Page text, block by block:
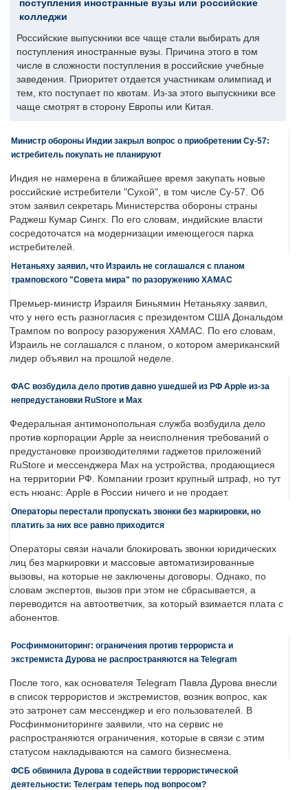
поступления иностранные вузы или российские
колледжи
Российские выпускники все чаще стали выбирать для
поступления иностранные вузы. Причина этого в том
числе в сложности поступления в российские учебные
заведения. Приоритет отдается участникам олимпиад и
тем, кто поступает по квотам. Из-за этого выпускники все
чаще смотрят в сторону Европы или Китая.
Министр обороны Индии закрыл вопрос о приобретении Су-57:
истребитель покупать не планируют
Индия не намерена в ближайшее время закупать новые
российские истребители "Сухой", в том числе Су-57. Об
этом заявил секретарь Министерства обороны страны
Раджеш Кумар Сингх. По его словам, индийские власти
сосредоточатся на модернизации имеющегося парка
истребителей.
Нетаньяху заявил, что Израиль не соглашался с планом
трамповского "Совета мира" по разоружению ХАМАС
Премьер-министр Израиля Биньямин Нетаньяху заявил,
что у него есть разногласия с президентом США Дональдом
Трампом по вопросу разоружения ХАМАС. По его словам,
Израиль не соглашался с планом, о котором американский
лидер объявил на прошлой неделе.
ФАС возбудила дело против давно ушедшей из РФ Apple из-за
непредустановки RuStore и Max
Федеральная антимонопольная служба возбудила дело
против корпорации Apple за неисполнения требований о
предустановке производителями гаджетов приложений
RuStore и мессенджера Max на устройства, продающиеся
на территории РФ. Компании грозит крупный штраф, но тут
есть нюанс: Apple в России ничего и не продает.
Операторы перестали пропускать звонки без маркировки, но
платить за них все равно приходится
Операторы связи начали блокировать звонки юридических
лиц без маркировки и массовые автоматизированные
вызовы, на которые не заключены договоры. Однако, по
словам экспертов, вызов при этом не сбрасывается, а
переводится на автоответчик, за который взимается плата с
абонентов.
Росфинмониторинг: ограничения против террориста и
экстремиста Дурова не распространяются на Telegram
После того, как основателя Telegram Павла Дурова внесли
в список террористов и экстремистов, возник вопрос, как
это затронет сам мессенджер и его пользователей. В
Росфинмониторинге заявили, что на сервис не
распространяются ограничения, которые в связи с этим
статусом накладываются на самого бизнесмена.
ФСБ обвинила Дурова в содействии террористической
деятельности: Телеграм теперь под вопросом?